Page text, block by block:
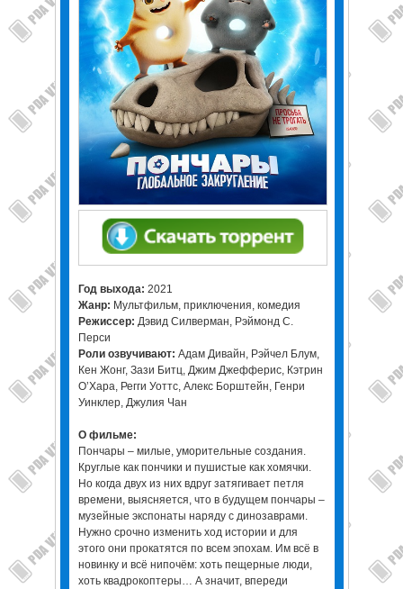
Год выхода: 2021
Жанр: Мультфильм, приключения, комедия
Режиссер: Дэвид Силверман, Рэймонд С.
Перси
Роли озвучивают: Адам Дивайн, Рэйчел Блум,
Кен Жонг, Зази Битц, Джим Джефферис, Кэтрин
О’Хара, Регги Уоттс, Алекс Борштейн, Генри
Уинклер, Джулия Чан
О фильме:
Пончары – милые, уморительные создания.
Круглые как пончики и пушистые как хомячки.
Но когда двух из них вдруг затягивает петля
времени, выясняется, что в будущем пончары –
музейные экспонаты наряду с динозаврами.
Нужно срочно изменить ход истории и для
этого они прокатятся по всем эпохам. Им всё в
новинку и всё нипочём: хоть пещерные люди,
хоть квадрокоптеры… А значит, впереди